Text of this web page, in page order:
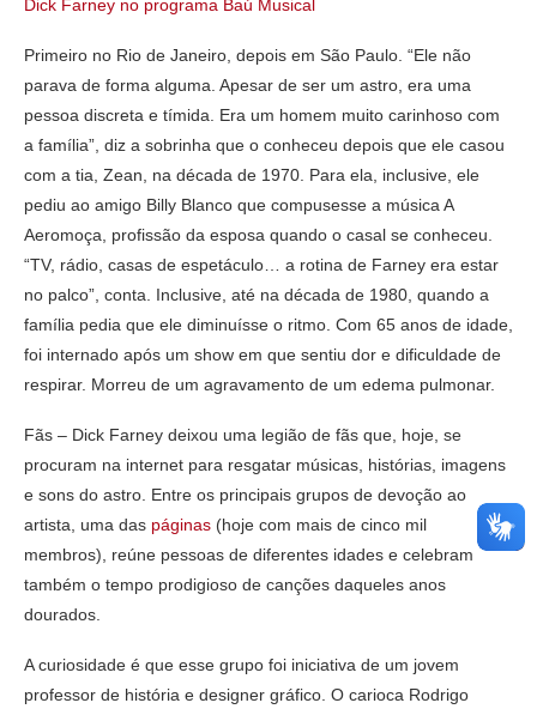
Dick Farney no programa Baú Musical
Primeiro no Rio de Janeiro, depois em São Paulo. “Ele não
parava de forma alguma. Apesar de ser um astro, era uma
pessoa discreta e tímida. Era um homem muito carinhoso com
a família”, diz a sobrinha que o conheceu depois que ele casou
com a tia, Zean, na década de 1970. Para ela, inclusive, ele
pediu ao amigo Billy Blanco que compusesse a música A
Aeromoça, profissão da esposa quando o casal se conheceu.
“TV, rádio, casas de espetáculo… a rotina de Farney era estar
no palco”, conta. Inclusive, até na década de 1980, quando a
família pedia que ele diminuísse o ritmo. Com 65 anos de idade,
foi internado após um show em que sentiu dor e dificuldade de
respirar. Morreu de um agravamento de um edema pulmonar.
Fãs – Dick Farney deixou uma legião de fãs que, hoje, se
procuram na internet para resgatar músicas, histórias, imagens
e sons do astro. Entre os principais grupos de devoção ao
artista, uma das páginas (hoje com mais de cinco mil
membros), reúne pessoas de diferentes idades e celebram
também o tempo prodigioso de canções daqueles anos
dourados.
A curiosidade é que esse grupo foi iniciativa de um jovem
professor de história e designer gráfico. O carioca Rodrigo